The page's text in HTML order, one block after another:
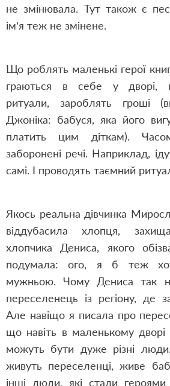
не змінювала. Тут також є
ім’я теж не змінене.
Що роблять маленькі герої
граються в себе у дворі,
ритуали, зароблять гроші
Джоніка: бабуся, яка його
платить цим діткам).
заборонені речі. Наприклад,
самі. І проводять таємний
Якось реальна дівчинка
віддубасила хлопця,
хлопчика Дениса, якого
подумала: ого, я б теж
мужньою. Чому Дениса так
переселенець із регіону, де
Але навіщо я писала про
що навіть в маленькому дворі
можуть бути дуже різні
живуть переселенці, живе
інші люди, які стали